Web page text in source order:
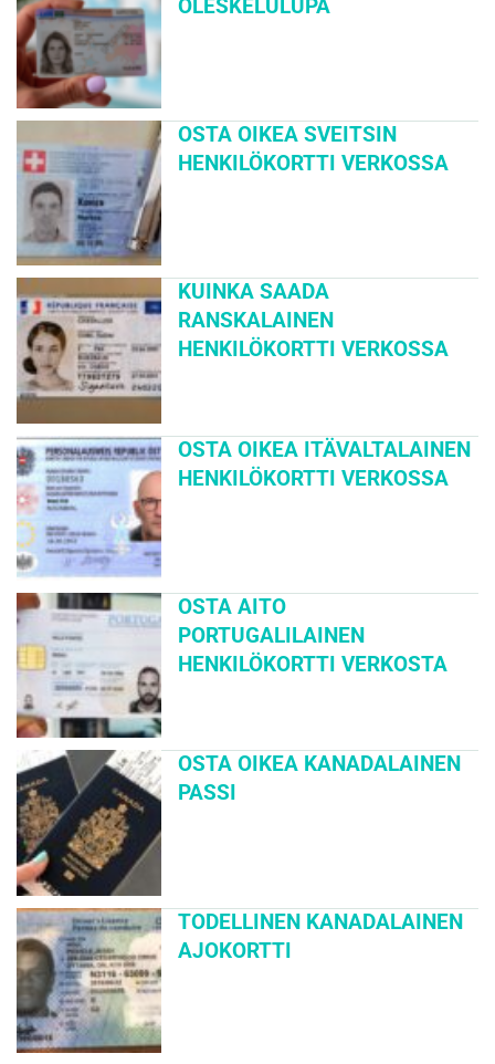
OLESKELULUPA
OSTA OIKEA SVEITSIN
HENKILÖKORTTI VERKOSSA
KUINKA SAADA
RANSKALAINEN
HENKILÖKORTTI VERKOSSA
OSTA OIKEA ITÄVALTALAINEN
HENKILÖKORTTI VERKOSSA
OSTA AITO
PORTUGALILAINEN
HENKILÖKORTTI VERKOSTA
OSTA OIKEA KANADALAINEN
PASSI
TODELLINEN KANADALAINEN
AJOKORTTI